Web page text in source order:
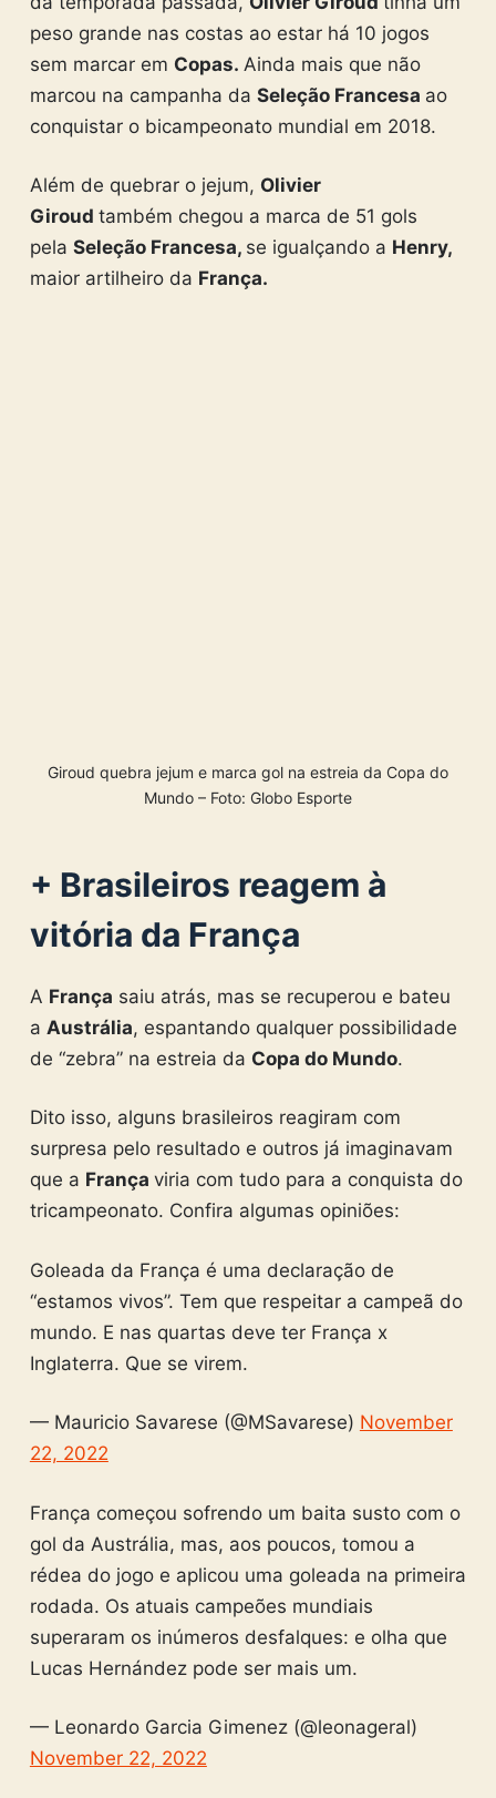
peso grande nas costas ao estar há 10 jogos
sem marcar em Copas. Ainda mais que não
marcou na campanha da Seleção Francesa ao
conquistar o bicampeonato mundial em 2018.
Além de quebrar o jejum, Olivier
Giroud também chegou a marca de 51 gols
pela Seleção Francesa, se igualçando a Henry,
maior artilheiro da França.
Giroud quebra jejum e marca gol na estreia da Copa do
Mundo – Foto: Globo Esporte
+ Brasileiros reagem à
vitória da França
A França saiu atrás, mas se recuperou e bateu
a Austrália, espantando qualquer possibilidade
de “zebra” na estreia da Copa do Mundo.
Dito isso, alguns brasileiros reagiram com
surpresa pelo resultado e outros já imaginavam
que a França viria com tudo para a conquista do
tricampeonato. Confira algumas opiniões:
Goleada da França é uma declaração de
“estamos vivos”. Tem que respeitar a campeã do
mundo. E nas quartas deve ter França x
Inglaterra. Que se virem.
— Mauricio Savarese (@MSavarese) November
22, 2022
França começou sofrendo um baita susto com o
gol da Austrália, mas, aos poucos, tomou a
rédea do jogo e aplicou uma goleada na primeira
rodada. Os atuais campeões mundiais
superaram os inúmeros desfalques: e olha que
Lucas Hernández pode ser mais um.
— Leonardo Garcia Gimenez (@leonageral)
November 22, 2022